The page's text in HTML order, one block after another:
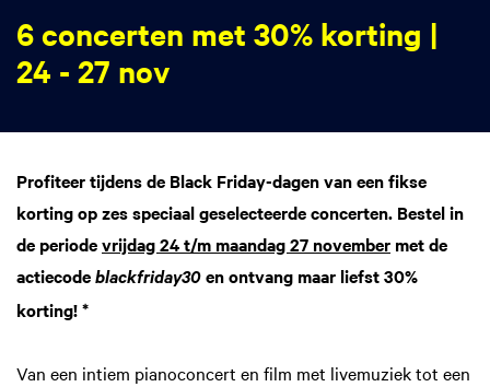
6 concerten met 30% korting |
24 - 27 nov
Profiteer tijdens de Black Friday-dagen van een fikse
korting op zes speciaal geselecteerde concerten. Bestel in
de periodevrijdag 24 t/m maandag 27 november met de
actiecode blackfriday30 en ontvang maar liefst 30%
korting! *
Van een intiem pianoconcert en film met livemuziek tot een